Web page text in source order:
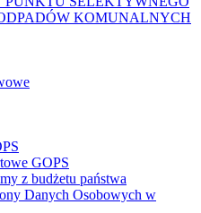
KOMUNALNYCH
GOPS
z budżetu państwa
Danych Osobowych w